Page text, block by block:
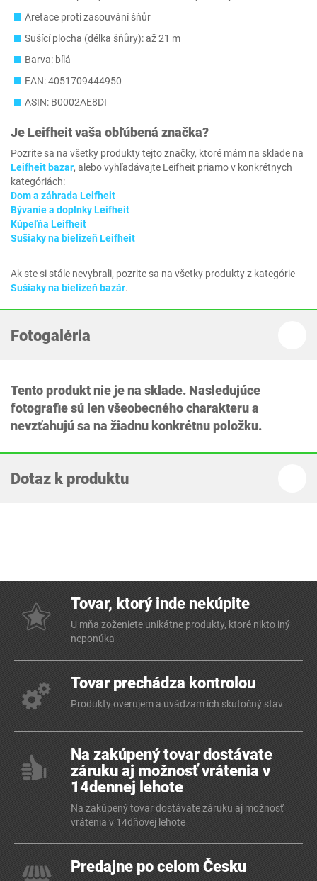
Aretace proti zasouvání šňůr
Sušící plocha (délka šňůry): až 21 m
Barva: bílá
EAN: 4051709444950
ASIN: B0002AE8DI
Je Leifheitvaša obľúbená značka?
Pozrite sa na všetky produkty tejto značky, ktoré mám na sklade na
Leifheit bazar, alebo vyhľadávajte Leifheit priamo v konkrétnych
kategóriách:
Dom a záhrada Leifheit
Bývanie a doplnky Leifheit
Kúpeľňa Leifheit
Sušiaky na bielizeň Leifheit
Ak ste si stále nevybrali, pozrite sa na všetky produkty z kategórie
Sušiaky na bielizeň bazár.
Fotogaléria
Tento produkt nie je na sklade. Nasledujúce
fotografie sú len všeobecného charakteru a
nevzťahujú sa na žiadnu konkrétnu položku.
Dotaz k produktu
Tovar, ktorý inde nekúpite
U mňa zoženiete unikátne produkty, ktoré nikto iný
neponúka
Tovar prechádza kontrolou
Produkty overujem a uvádzam ich skutočný stav
Na zakúpený tovar dostávate
záruku aj možnosť vrátenia v
14dennej lehote
Na zakúpený tovar dostávate záruku aj možnosť
vrátenia v 14dňovej lehote
Predajne po celom Česku